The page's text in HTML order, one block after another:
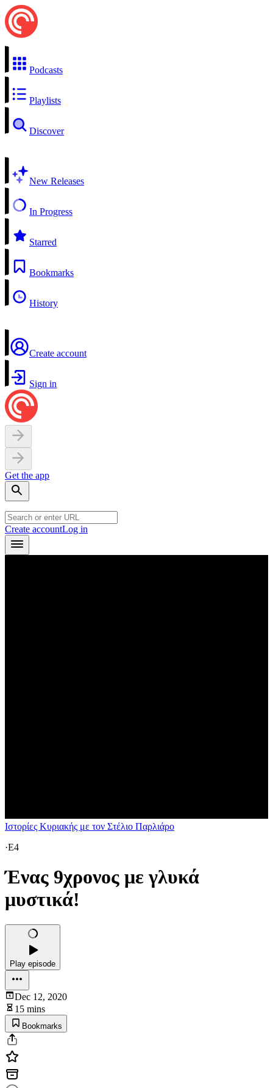
Podcasts
Playlists
Discover
New Releases
In Progress
Starred
Bookmarks
History
Create account
Sign in
Get the app
Create accountLog in
Ιστορίες Κυριακής με τον Στέλιο Παρλιάρο
·E4
Ένας 9χρονος με γλυκά
μυστικά!
Play episode
Dec 12, 2020
15 mins
Bookmarks